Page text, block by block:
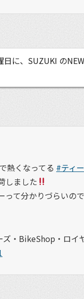
に、SUZUKI の
熱くなってる #ティ
しました
て分かりづらいので
ズ・BikeShop・ロイ